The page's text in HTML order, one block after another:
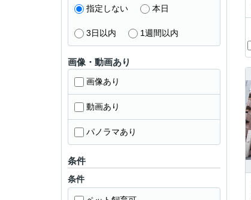
指定しない 本日
3日以内 1週間以内
画像・動画あり
画像あり
動画あり
パノラマあり
条件
条件